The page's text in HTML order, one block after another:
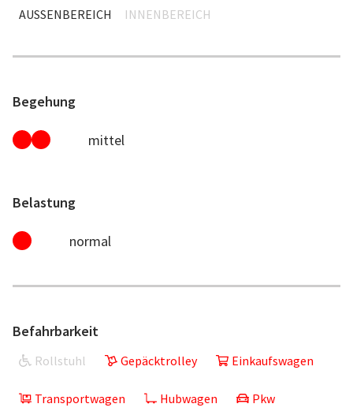
AUSSENBEREICH INNENBEREICH
Begehung
mittel
Belastung
normal
Befahrbarkeit
Rollstuhl Gepäcktrolley Einkaufswagen
Transportwagen Hubwagen Pkw